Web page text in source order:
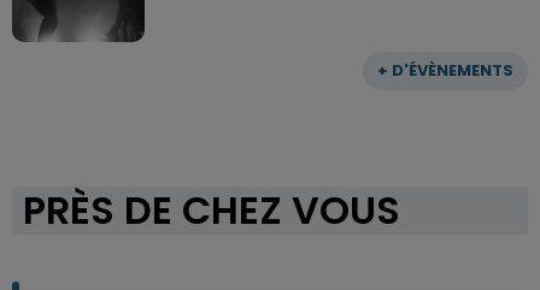
+ D'ÉVÈNEMENTS
PRÈS DE CHEZ VOUS